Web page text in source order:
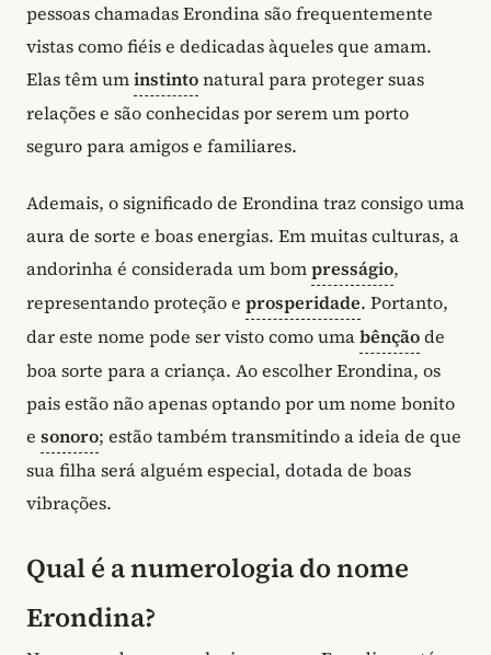
pessoas chamadas Erondina são frequentemente
vistas como fiéis e dedicadas àqueles que amam.
Elas têm uminstintonatural para proteger suas
relações e são conhecidas por serem um porto
seguro para amigos e familiares.
Ademais, o significado de Erondina traz consigo uma
aura de sorte e boas energias. Em muitas culturas, a
andorinha é considerada um bompresságio,
representando proteção e prosperidade. Portanto,
dar este nome pode ser visto como umabênçãode
boa sorte para a criança. Ao escolher Erondina, os
pais estão não apenas optando por um nome bonito
e sonoro; estão também transmitindo a ideia de que
sua filha será alguém especial, dotada de boas
vibrações.
Qual é a numerologia do nome
Erondina?